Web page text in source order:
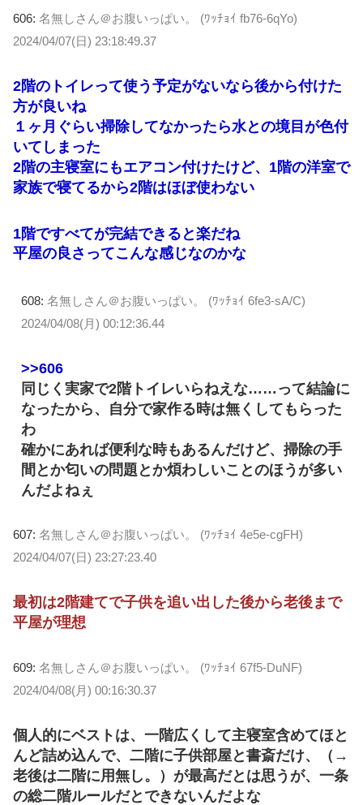
606: 名無しさん＠お腹いっぱい。 (ﾜｯﾁｮｲ fb76-6qYo)
2024/04/07(日) 23:18:49.37
2階のトイレって使う予定がないなら後から付けた
方が良いね
１ヶ月ぐらい掃除してなかったら水との境目が色付
いてしまった
2階の主寝室にもエアコン付けたけど、1階の洋室で
家族で寝てるから2階はほぼ使わない
1階ですべてが完結できると楽だね
平屋の良さってこんな感じなのかな
608: 名無しさん＠お腹いっぱい。 (ﾜｯﾁｮｲ 6fe3-sA/C)
2024/04/08(月) 00:12:36.44
>>606
同じく実家で2階トイレいらねえな……って結論に
なったから、自分で家作る時は無くしてもらった
わ
確かにあれば便利な時もあるんだけど、掃除の手
間とか匂いの問題とか煩わしいことのほうが多い
んだよねぇ
607: 名無しさん＠お腹いっぱい。 (ﾜｯﾁｮｲ 4e5e-cgFH)
2024/04/07(日) 23:27:23.40
最初は2階建てで子供を追い出した後から老後まで
平屋が理想
609: 名無しさん＠お腹いっぱい。 (ﾜｯﾁｮｲ 67f5-DuNF)
2024/04/08(月) 00:16:30.37
個人的にベストは、一階広くして主寝室含めてほと
んど詰め込んで、二階に子供部屋と書斎だけ、（→
老後は二階に用無し。）が最高だとは思うが、一条
の総二階ルールだとできないんだよな